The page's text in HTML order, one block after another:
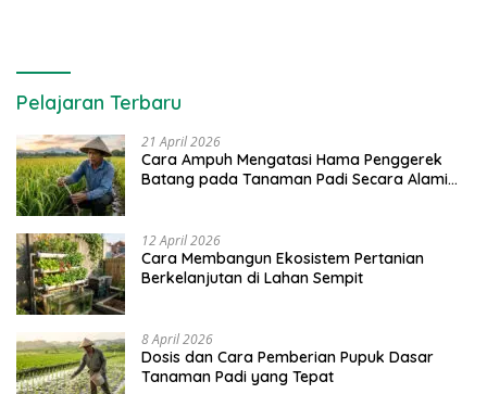
Pelajaran Terbaru
21 April 2026
Cara Ampuh Mengatasi Hama Penggerek
Batang pada Tanaman Padi Secara Alami
12 April 2026
Cara Membangun Ekosistem Pertanian
Berkelanjutan di Lahan Sempit
8 April 2026
Dosis dan Cara Pemberian Pupuk Dasar
Tanaman Padi yang Tepat